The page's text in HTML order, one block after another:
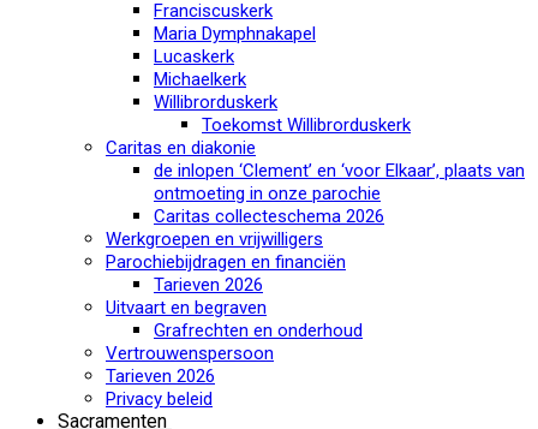
Franciscuskerk
Maria Dymphnakapel
Lucaskerk
Michaelkerk
Willibrorduskerk
Toekomst Willibrorduskerk
Caritas en diakonie
de inlopen ‘Clement’ en ‘voor Elkaar’, plaats van
ontmoeting in onze parochie
Caritas collecteschema 2026
Werkgroepen en vrijwilligers
Parochiebijdragen en financiën
Tarieven 2026
Uitvaart en begraven
Grafrechten en onderhoud
Vertrouwenspersoon
Tarieven 2026
Privacy beleid
Sacramenten